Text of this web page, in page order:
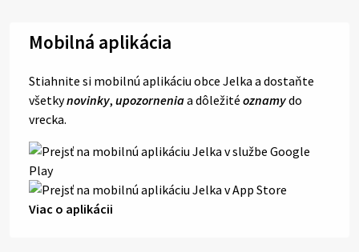
Mobilná aplikácia
Stiahnite si mobilnú aplikáciu obce Jelka a dostaňte
všetkynovinky, upozorneniaa dôležité oznamydo
vrecka.
Viac o aplikácii